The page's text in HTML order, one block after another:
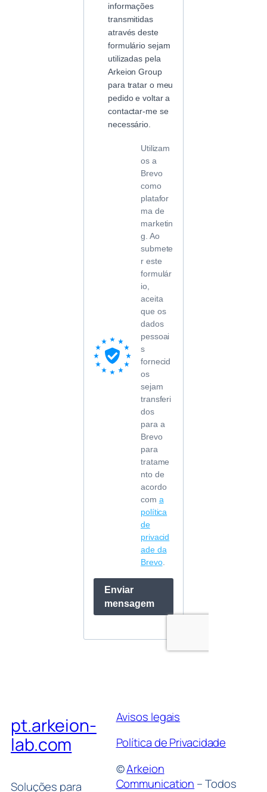
pt.arkeion-
lab.com
Soluções para
Avisos legais
Política de Privacidade
©Arkeion
Communication – Todos